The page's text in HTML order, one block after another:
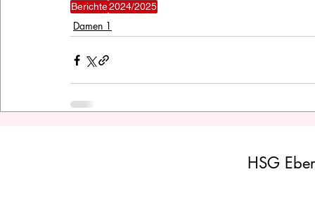
Berichte2024/2025
Damen 1
HSG